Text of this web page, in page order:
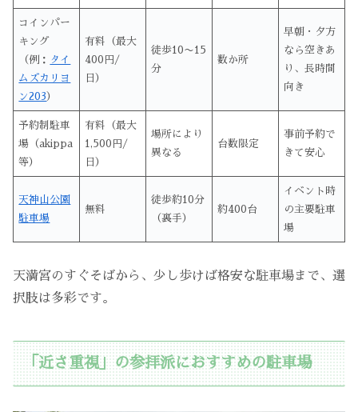
コインパー
キング
（例：
タイ
ムズカリヨ
ン203）
有料（最大
400円/
日）
徒歩10〜15
分
数か所
早朝・夕方
なら空きあ
り、長時間
向き
予約制駐車
場（akippa
等）
有料（最大
1,500円/
日）
場所により
異なる
台数限定
事前予約で
きて安心
天神山公園
駐車場
無料
徒歩約10分
（裏手）
約400台
イベント時
の主要駐車
場
天満宮のすぐそばから、少し歩けば格安な駐車場まで、選
択肢は多彩です。
「近さ重視」の参拝派におすすめの駐車場